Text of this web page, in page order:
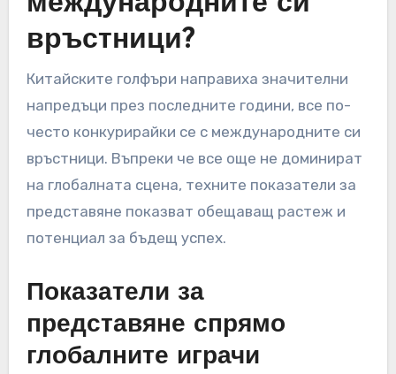
Как се сравняват
китайските голфъри с
международните си
връстници?
Китайските голфъри направиха значителни
често конкурирайки се с международните си
на глобалната сцена, техните показатели за
представяне показват обещаващ растеж и